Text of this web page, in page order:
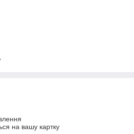
на вашу картку